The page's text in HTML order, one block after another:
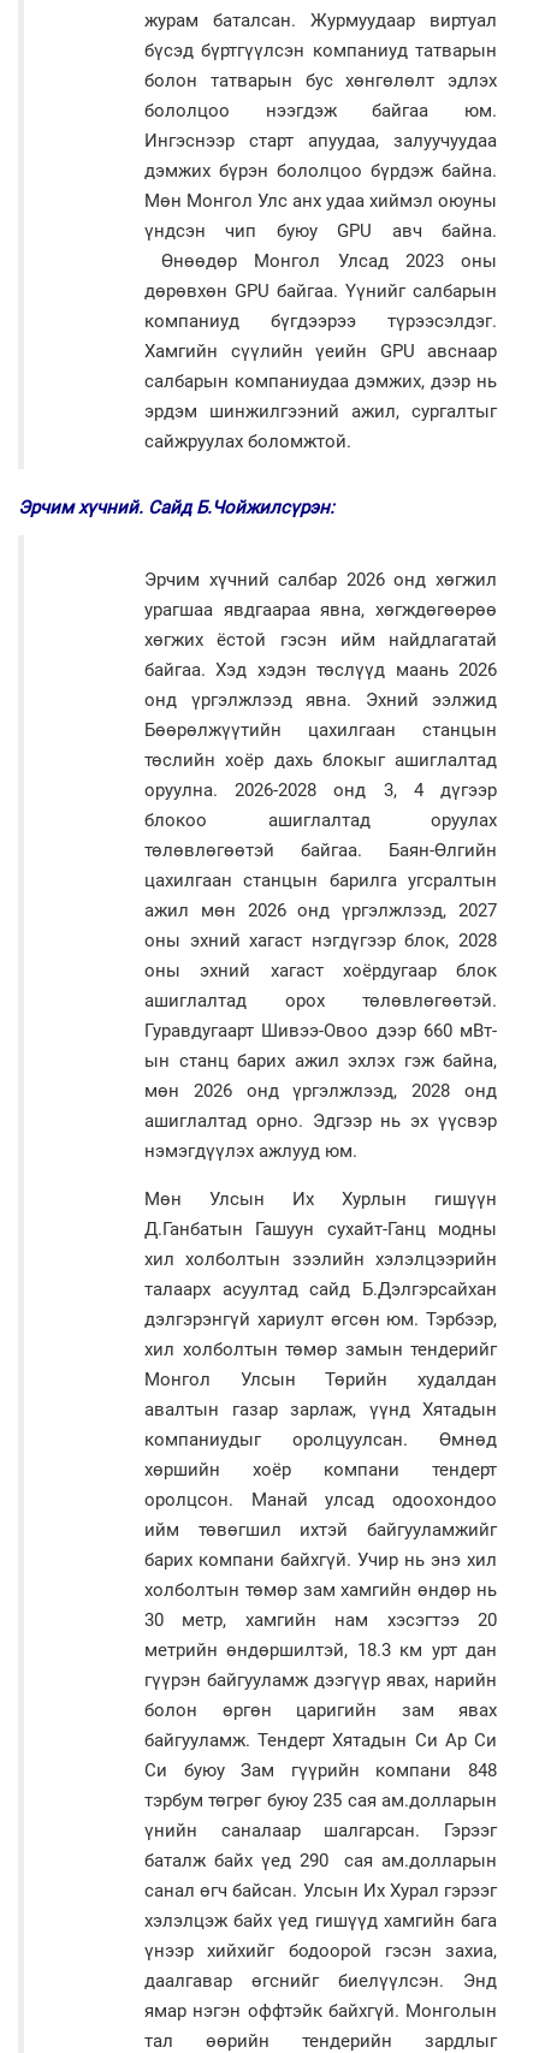
журам баталсан. Журмуудаар виртуал
бүсэд бүртгүүлсэн компаниуд татварын
болон татварын бус хөнгөлөлт эдлэх
бололцоо нээгдэж байгаа юм.
Ингэснээр старт апуудаа, залуучуудаа
дэмжих бүрэн бололцоо бүрдэж байна.
Мөн Монгол Улс анх удаа хиймэл оюуны
үндсэн чип буюу GPU авч байна.
Өнөөдөр Монгол Улсад 2023 оны
дөрөвхөн GPU байгаа. Үүнийг салбарын
компаниуд бүгдээрээ түрээсэлдэг.
Хамгийн сүүлийн үеийн GPU авснаар
салбарын компаниудаа дэмжих, дээр нь
эрдэм шинжилгээний ажил, сургалтыг
сайжруулах боломжтой.
Эрчим хүчний. Сайд Б.Чойжилсүрэн:
Эрчим хүчний салбар 2026 онд хөгжил
урагшаа явдгаараа явна, хөгждөгөөрөө
хөгжих ёстой гэсэн ийм найдлагатай
байгаа. Хэд хэдэн төслүүд маань 2026
онд үргэлжлээд явна. Эхний ээлжид
Бөөрөлжүүтийн цахилгаан станцын
төслийн хоёр дахь блокыг ашиглалтад
оруулна. 2026-2028 онд 3, 4 дүгээр
блокоо ашиглалтад оруулах
төлөвлөгөөтэй байгаа. Баян-Өлгийн
цахилгаан станцын барилга угсралтын
ажил мөн 2026 онд үргэлжлээд, 2027
оны эхний хагаст нэгдүгээр блок, 2028
оны эхний хагаст хоёрдугаар блок
ашиглалтад орох төлөвлөгөөтэй.
Гуравдугаарт Шивээ-Овоо дээр 660 мВт-
ын станц барих ажил эхлэх гэж байна,
мөн 2026 онд үргэлжлээд, 2028 онд
ашиглалтад орно. Эдгээр нь эх үүсвэр
нэмэгдүүлэх ажлууд юм.
Мөн Улсын Их Хурлын гишүүн
Д.Ганбатын Гашуун сухайт-Ганц модны
хил холболтын зээлийн хэлэлцээрийн
талаарх асуултад сайд Б.Дэлгэрсайхан
дэлгэрэнгүй хариулт өгсөн юм. Тэрбээр,
хил холболтын төмөр замын тендерийг
Монгол Улсын Төрийн худалдан
авалтын газар зарлаж, үүнд Хятадын
компаниудыг оролцуулсан. Өмнөд
хөршийн хоёр компани тендерт
оролцсон. Манай улсад одоохондоо
ийм төвөгшил ихтэй байгууламжийг
барих компани байхгүй. Учир нь энэ хил
холболтын төмөр зам хамгийн өндөр нь
30 метр, хамгийн нам хэсэгтээ 20
метрийн өндөршилтэй, 18.3 км урт дан
гүүрэн байгууламж дээгүүр явах, нарийн
болон өргөн царигийн зам явах
байгууламж. Тендерт Хятадын Си Ар Си
Си буюу Зам гүүрийн компани 848
тэрбум төгрөг буюу 235 сая ам.долларын
үнийн саналаар шалгарсан. Гэрээг
баталж байх үед 290 сая ам.долларын
санал өгч байсан. Улсын Их Хурал гэрээг
хэлэлцэж байх үед гишүүд хамгийн бага
үнээр хийхийг бодоорой гэсэн захиа,
даалгавар өгснийг биелүүлсэн. Энд
ямар нэгэн оффтэйк байхгүй. Монголын
тал өөрийн тендерийн зардлыг